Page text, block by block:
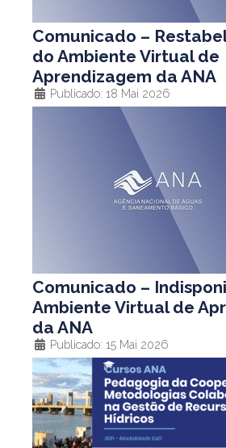
Comunicado –
do Ambiente Virtual de
Aprendizagem da ANA
Publicado: 18 Mai 2026
Comunicado –
Ambiente Virtual de
da ANA
Publicado: 15 Mai 2026